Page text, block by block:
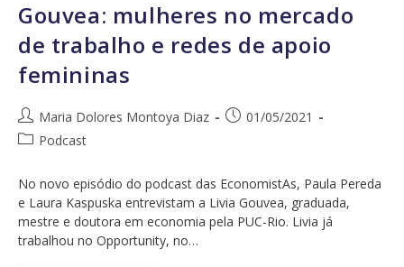
Mercado
De
Trabalho
Gouvea: mulheres no mercado
de trabalho e redes de apoio
femininas
Autor
do
Maria Dolores Montoya Diaz
Post01/05/2021
Categoria
post:
Podcast
No novo episódio do podcast das EconomistAs, Paula Pereda
e Laura Kaspuska entrevistam a Livia Gouvea, graduada,
mestre e doutora em economia pela PUC-Rio. Livia já
trabalhou no Opportunity, no…